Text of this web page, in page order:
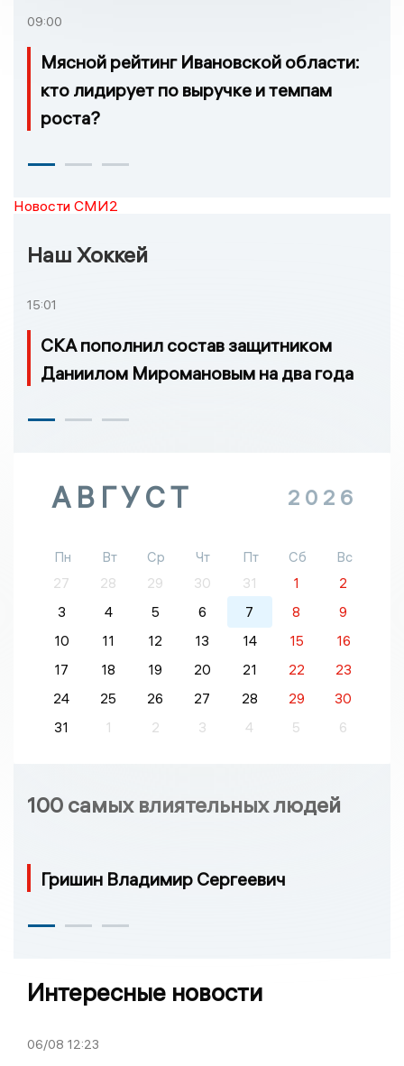
09:00
Мясной рейтинг Ивановской области:
кто лидирует по выручке и темпам
роста?
Новости СМИ2
Наш Хоккей
15:01
СКА пополнил состав защитником
Даниилом Миромановым на два года
АВГУСТ 2026
Пн Вт Ср Чт Пт Сб
Вс
27
28 29 30 31 1
2
3
4 5 6 7 8
9
10
11 12 13 14 15
16
17
18 19 20 21 22
23
24
25 26 27 28 29
30
31
1 2 3 4 5 6
100 самых влиятельных людей
Гришин Владимир Сергеевич
Интересные новости
06/08 12:23